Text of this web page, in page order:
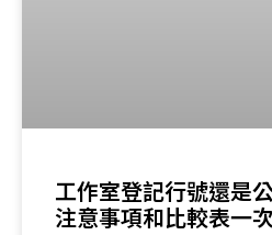
工作室登記行號還是
注意事項和比較表一